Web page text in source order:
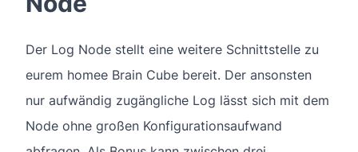
Der Log Node stellt eine weitere Schnittstelle zu
eurem homee Brain Cube bereit. Der ansonsten
nur aufwändig zugängliche Log lässt sich mit dem
Node ohne großen Konfigurationsaufwand